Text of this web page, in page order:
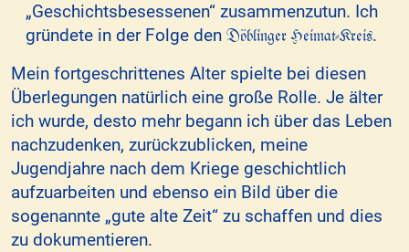
„Geschichtsbesessenen“ zusammenzutun. Ich
gründete in der Folge den Döblinger Heimat-Kreis.
Mein fortgeschrittenes Alter spielte bei diesen
Überlegungen natürlich eine große Rolle. Je älter
ich wurde, desto mehr begann ich über das Leben
nachzudenken, zurückzublicken, meine
Jugendjahre nach dem Kriege geschichtlich
aufzuarbeiten und ebenso ein Bild über die
sogenannte „gute alte Zeit“ zu schaffen und dies
zu dokumentieren.